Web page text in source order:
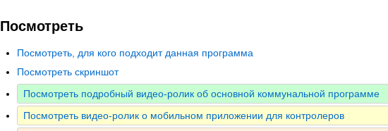
Посмотреть
Посмотреть, для кого подходит данная программа
Посмотреть скриншот
Посмотреть подробный видео-ролик об основной коммунальной программе
Посмотреть видео-ролик о мобильном приложении для контролеров